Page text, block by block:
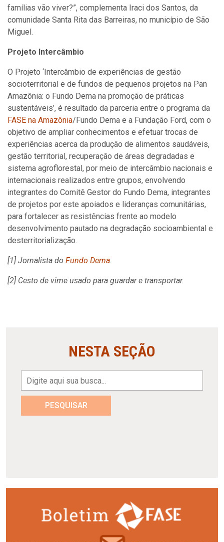
famílias vão viver?”, complementa Iraci dos Santos, da
comunidade Santa Rita das Barreiras, no município de São
Miguel.
Projeto Intercâmbio
O Projeto ‘Intercâmbio de experiências de gestão
socioterritorial e de fundos de pequenos projetos na Pan
Amazônia: o Fundo Dema na promoção de práticas
sustentáveis’, é resultado da parceria entre o programa da
FASE na Amazônia/Fundo Dema e a Fundação Ford, com o
objetivo de ampliar conhecimentos e efetuar trocas de
experiências acerca da produção de alimentos saudáveis,
gestão territorial, recuperação de áreas degradadas e
sistema agroflorestal, por meio de intercâmbio nacionais e
internacionais realizados entre grupos, envolvendo
integrantes do Comitê Gestor do Fundo Dema, integrantes
de projetos por este apoiados e lideranças comunitárias,
para fortalecer as resistências frente ao modelo
desenvolvimento pautado na degradação socioambiental e
desterritorialização.
[1] Jornalista do Fundo Dema.
[2] Cesto de vime usado para guardar e transportar.
NESTA SEÇÃO
PESQUISAR